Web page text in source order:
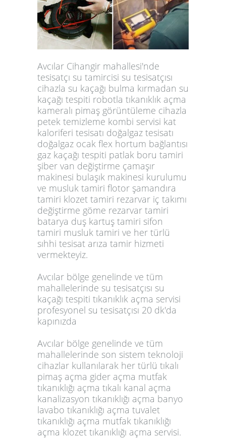
Avcılar Cihangir mahallesi'nde
tesisatçı su tamircisi su tesisatçısı
cihazla su kaçağı bulma kırmadan su
kaçağı tespiti robotla tıkanıklık açma
kameralı pimaş görüntüleme cihazla
petek temizleme kombi servisi kat
kaloriferi tesisatı doğalgaz tesisatı
doğalgaz ocak flex hortum bağlantısı
gaz kaçağı tespiti patlak boru tamiri
şiber van değiştirme çamaşır
makinesi bulaşık makinesi kurulumu
ve musluk tamiri flotor şamandıra
tamiri klozet tamiri rezarvar iç takımı
değiştirme göme rezarvar tamiri
batarya duş kartuş tamiri sifon
tamiri musluk tamiri ve her türlü
sıhhi tesisat arıza tamir hizmeti
vermekteyiz.
Avcılar bölge genelinde ve tüm
mahallelerinde su tesisatçısı su
kaçağı tespiti tıkanıklık açma servisi
profesyonel su tesisatçısı 20 dk'da
kapınızda
Avcılar bölge genelinde ve tüm
mahallelerinde son sistem teknoloji
cihazlar kullanılarak her türlü tıkalı
pimaş açma gider açma mutfak
tıkanıklığı açma tıkalı kanal açma
kanalizasyon tıkanıklığı açma banyo
lavabo tıkanıklığı açma tuvalet
tıkanıklığı açma mutfak tıkanıklığı
açma klozet tıkanıklığı açma servisi.